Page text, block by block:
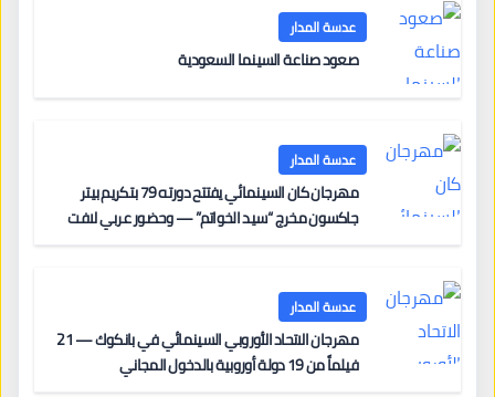
عدسة المدار
صعود صناعة السينما السعودية
عدسة المدار
مهرجان كان السينمائي يفتتح دورته 79 بتكريم بيتر
جاكسون مخرج “سيد الخواتم” — وحضور عربي لافت
عدسة المدار
مهرجان الاتحاد الأوروبي السينمائي في بانكوك — 21
فيلماً من 19 دولة أوروبية بالدخول المجاني